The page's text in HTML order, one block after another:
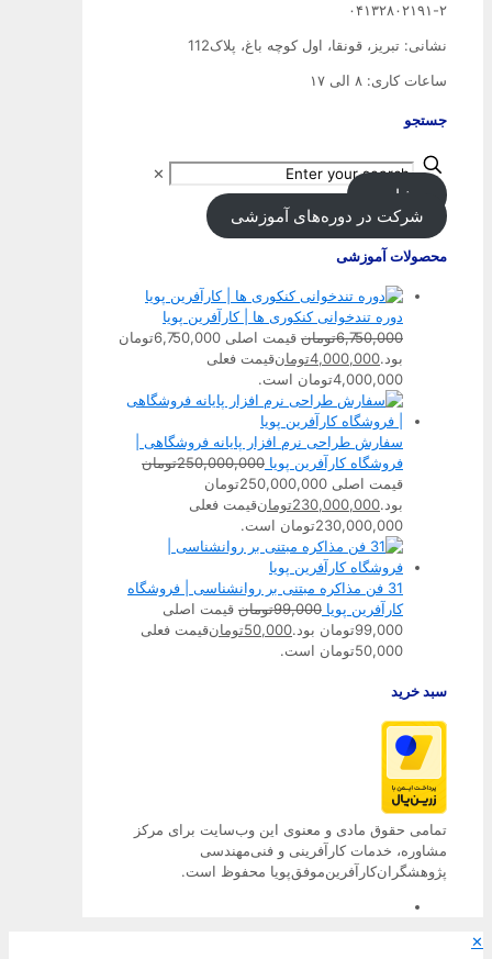
۰۴۱۳۲۸۰۲۱۹۱-۲
نشانی: تبریز، قونقا، اول کوچه باغ، پلاک112
ساعات کاری: ۸ الی ۱۷
جستجو
مشاوره
شرکت در دوره‌های آموزشی
محصولات آموزشی
دوره تندخوانی کنکوری ها | کارآفرین پویا
6,750,000تومان
قیمت اصلی 6,750,000تومان
بود.4,000,000تومانقیمت فعلی
4,000,000تومان است.
سفارش طراحی نرم افزار پایانه فروشگاهی |
فروشگاه کارآفرین پویا 250,000,000تومان
قیمت اصلی 250,000,000تومان
بود.230,000,000تومانقیمت فعلی
230,000,000تومان است.
31 فن مذاکره مبتنی بر روانشناسی | فروشگاه
کارآفرین پویا 99,000تومان قیمت اصلی
99,000تومان بود.
50,000تومانقیمت فعلی
50,000تومان است.
سبد خرید
تمامی حقوق مادی و معنوی این وب‌سایت برای مرکز
مشاوره، خدمات کارآفرینی و فنی‌مهندسی
پژوهشگران‌کارآفرین‌موفق‌پویا محفوظ است.